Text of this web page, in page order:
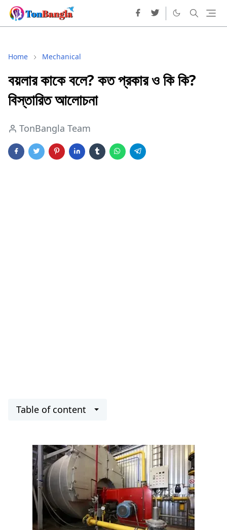
Home Mechanical
বয়লার কাকে বলে? কত প্রকার ও কি কি?
বিস্তারিত আলোচনা
TonBangla Team
Table of content